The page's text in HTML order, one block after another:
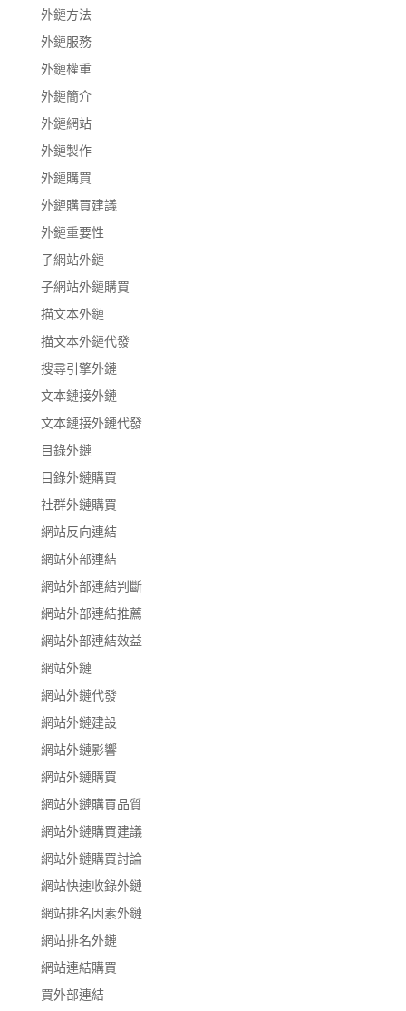
外鏈方法
外鏈服務
外鏈權重
外鏈簡介
外鏈網站
外鏈製作
外鏈購買
外鏈購買建議
外鏈重要性
子網站外鏈
子網站外鏈購買
描文本外鏈
描文本外鏈代發
搜尋引擎外鏈
文本鏈接外鏈
文本鏈接外鏈代發
目錄外鏈
目錄外鏈購買
社群外鏈購買
網站反向連結
網站外部連結
網站外部連結判斷
網站外部連結推薦
網站外部連結效益
網站外鏈
網站外鏈代發
網站外鏈建設
網站外鏈影響
網站外鏈購買
網站外鏈購買品質
網站外鏈購買建議
網站外鏈購買討論
網站快速收錄外鏈
網站排名因素外鏈
網站排名外鏈
網站連結購買
買外部連結